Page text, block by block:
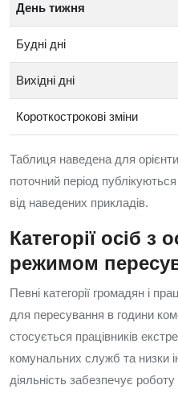
День тижня
Будні дні
Вихідні дні
Короткострокові зміни
Таблиця наведена для
поточний період
від наведених прикладів.
Категорії осіб з
режимом
Певні категорії громадян і
для пересування в години
стосується працівників
комунальних служб та низки
діяльність забезпечує роботу